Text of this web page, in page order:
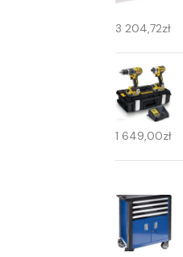
3 204,72zł
1 649,00zł